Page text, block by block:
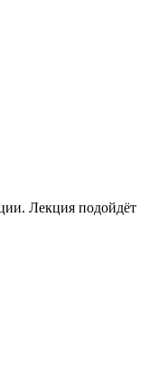
Лекция подойдёт